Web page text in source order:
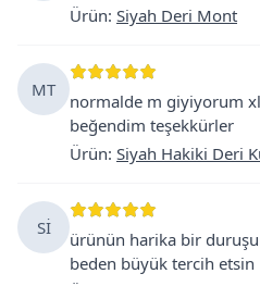
Ürün: Siyah Deri Mont
MT
normalde m giyiyorum
beğendim teşekkürler
Ürün: Siyah Hakiki Deri
Sİ
ürünün harika bir
beden büyük tercih etsin